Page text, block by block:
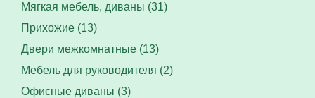
Мягкая мебель, диваны (31)
Прихожие (13)
Двери межкомнатные (13)
Мебель для руководителя (2)
Офисные диваны (3)